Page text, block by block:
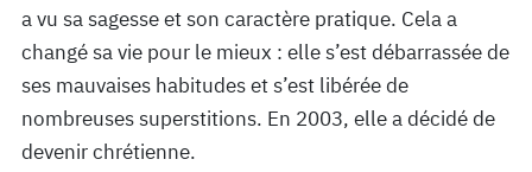
a vu sa sagesse et son caractère pratique. Cela a
changé sa vie pour le mieux : elle s’est débarrassée de
ses mauvaises habitudes et s’est libérée de
nombreuses superstitions. En 2003, elle a décidé de
devenir chrétienne.